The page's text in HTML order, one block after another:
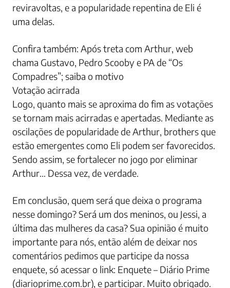
reviravoltas, e a popularidade repentina de Eli é
uma delas.
Confira também: Após treta com Arthur, web
chama Gustavo, Pedro Scooby e PA de “Os
Compadres”; saiba o motivo
Votação acirrada
Logo, quanto mais se aproxima do fim as votações
se tornam mais acirradas e apertadas. Mediante as
oscilações de popularidade de Arthur, brothers que
estão emergentes como Eli podem ser favorecidos.
Sendo assim, se fortalecer no jogo por eliminar
Arthur… Dessa vez, de verdade.
Em conclusão, quem será que deixa o programa
nesse domingo? Será um dos meninos, ou Jessi, a
última das mulheres da casa? Sua opinião é muito
importante para nós, então além de deixar nos
comentários pedimos que participe da nossa
enquete, só acessar o link: Enquete – Diário Prime
(diarioprime.com.br), e participar. Muito obrigado.